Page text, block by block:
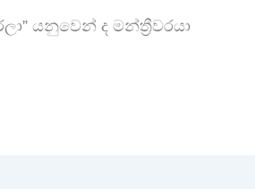
යනුවෙන් ද මන්ත්‍රීවරයා